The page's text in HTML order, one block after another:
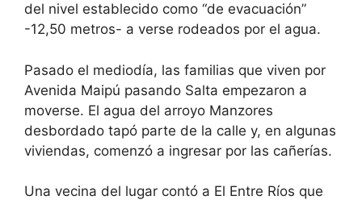
del nivel establecido como “de evacuación”
-12,50 metros- a verse rodeados por el agua.
Pasado el mediodía, las familias que viven por
Avenida Maipú pasando Salta empezaron a
moverse. El agua del arroyo Manzores
desbordado tapó parte de la calle y, en algunas
viviendas, comenzó a ingresar por las cañerías.
Una vecina del lugar contó a El Entre Ríos que